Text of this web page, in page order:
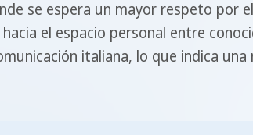
se espera un mayor respeto por
el espacio personal entre
italiana, lo que indica